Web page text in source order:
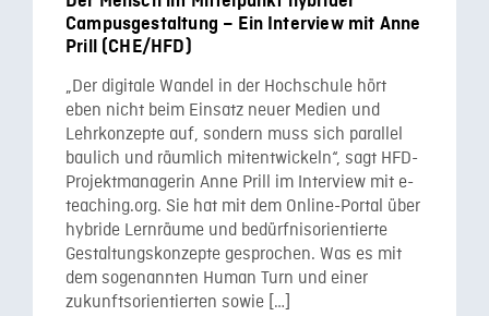
Campusgestaltung – Ein Interview mit Anne
Prill (CHE/HFD)
„Der digitale Wandel in der Hochschule hört
eben nicht beim Einsatz neuer Medien und
Lehrkonzepte auf, sondern muss sich parallel
baulich und räumlich mitentwickeln“, sagt HFD-
Projektmanagerin Anne Prill im Interview mit e-
teaching.org. Sie hat mit dem Online-Portal über
hybride Lernräume und bedürfnisorientierte
Gestaltungskonzepte gesprochen. Was es mit
dem sogenannten Human Turn und einer
zukunftsorientierten sowie […]